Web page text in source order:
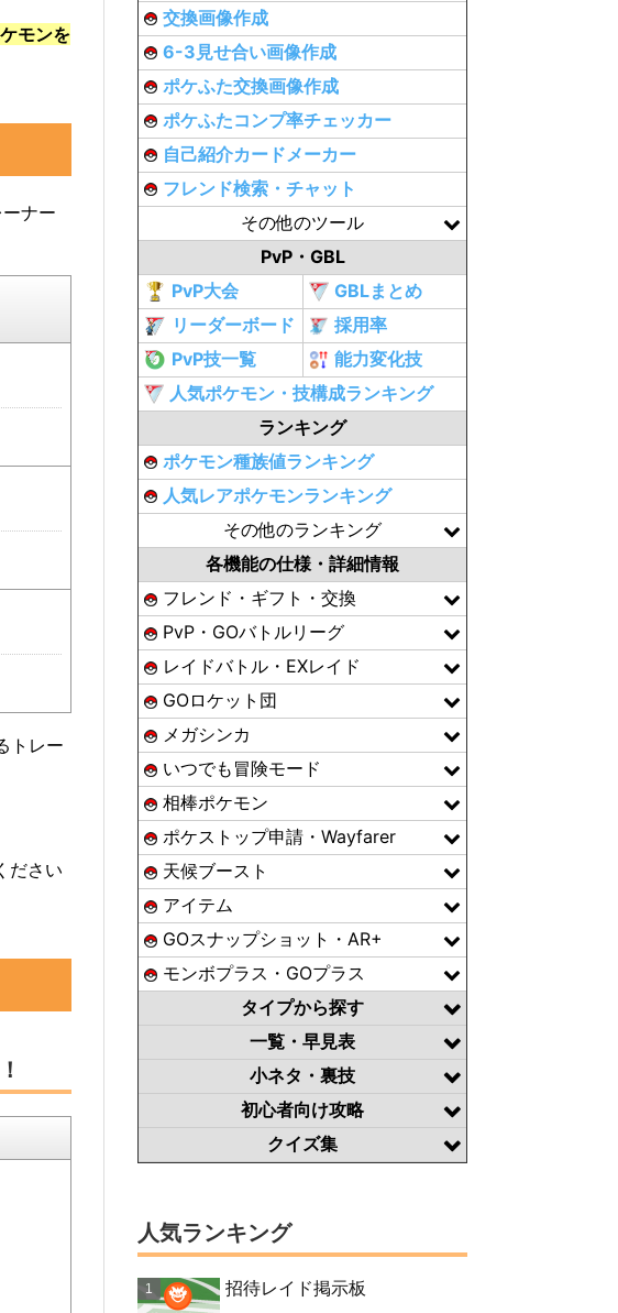
モンを
ナー
トレー
ださい
交換画像作成
6-3見せ合い画像作成
ポケふた交換画像作成
ポケふたコンプ率チェッカー
自己紹介カードメーカー
フレンド検索・チャット
その他のツール
PvP・GBL
PvP大会
GBLまとめ
リーダーボード
採用率
PvP技一覧
能力変化技
人気ポケモン・技構成ランキング
ランキング
ポケモン種族値ランキング
人気レアポケモンランキング
その他のランキング
各機能の仕様・詳細情報
フレンド・ギフト・交換
PvP・GOバトルリーグ
レイドバトル・EXレイド
GOロケット団
メガシンカ
いつでも冒険モード
相棒ポケモン
ポケストップ申請・Wayfarer
天候ブースト
アイテム
GOスナップショット・AR+
モンボプラス・GOプラス
タイプから探す
一覧・早見表
小ネタ・裏技
初心者向け攻略
クイズ集
人気ランキング
招待レイド掲示板